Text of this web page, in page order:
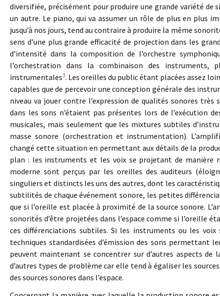
diversifiée, précisément pour produire une grande variété
un autre. Le piano, qui va assumer un rôle de plus en plus
jusqu’à nos jours, tend au contraire à produire la même
sens d’une plus grande efficacité de projection dans les
d’intensité dans la composition de l’orchestre
l’orchestration dans la combinaison des
instrumentales3. Les oreilles du public étant placées assez
capables que de percevoir une conception générale des
niveau va jouer contre l’expression de qualités sonores
dans les sons n’étaient pas présentes lors de l’exécution
musicales, mais seulement que les mixtures subtiles
masse sonore (orchestration et instrumentation).
changé cette situation en permettant aux détails de la
plan : les instruments et les voix se projetant de manière
moderne sont perçus par les oreilles des auditeurs
singuliers et distincts les uns des autres, dont les
subtilités de chaque événement sonore, les petites
que si l’oreille est placée à proximité de la source sonore.
sonorités d’être projetées dans l’espace comme si l’oreille
ces différenciations subtiles. Si les instruments ou les
techniques standardisées d’émission des sons permettant
peuvent maintenant se concentrer sur d’autres aspects
d’autres types de problème car elle tend à égaliser les
des sources sonores dans l’espace.